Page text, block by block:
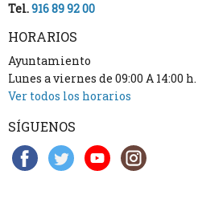
Tel.916 89 92 00
HORARIOS
Ayuntamiento
Lunes a viernes de 09:00 A 14:00 h.
Ver todos los horarios
SÍGUENOS